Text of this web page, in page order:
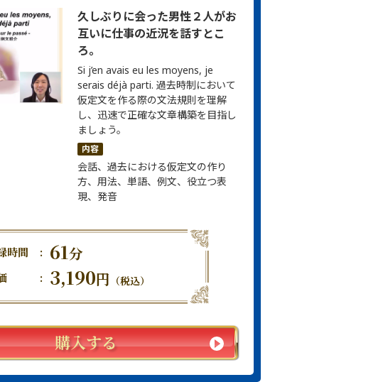
久しぶりに会った男性２人がお
互いに仕事の近況を話すとこ
ろ。
Si j’en avais eu les moyens, je
serais déjà parti. 過去時制において
仮定文を作る際の文法規則を理解
し、迅速で正確な文章構築を目指し
ましょう。
内容
会話、過去における仮定文の作り
方、用法、単語、例文、役立つ表
現、発音
時間 : 61分
: 3,190円 （税込）
購入する